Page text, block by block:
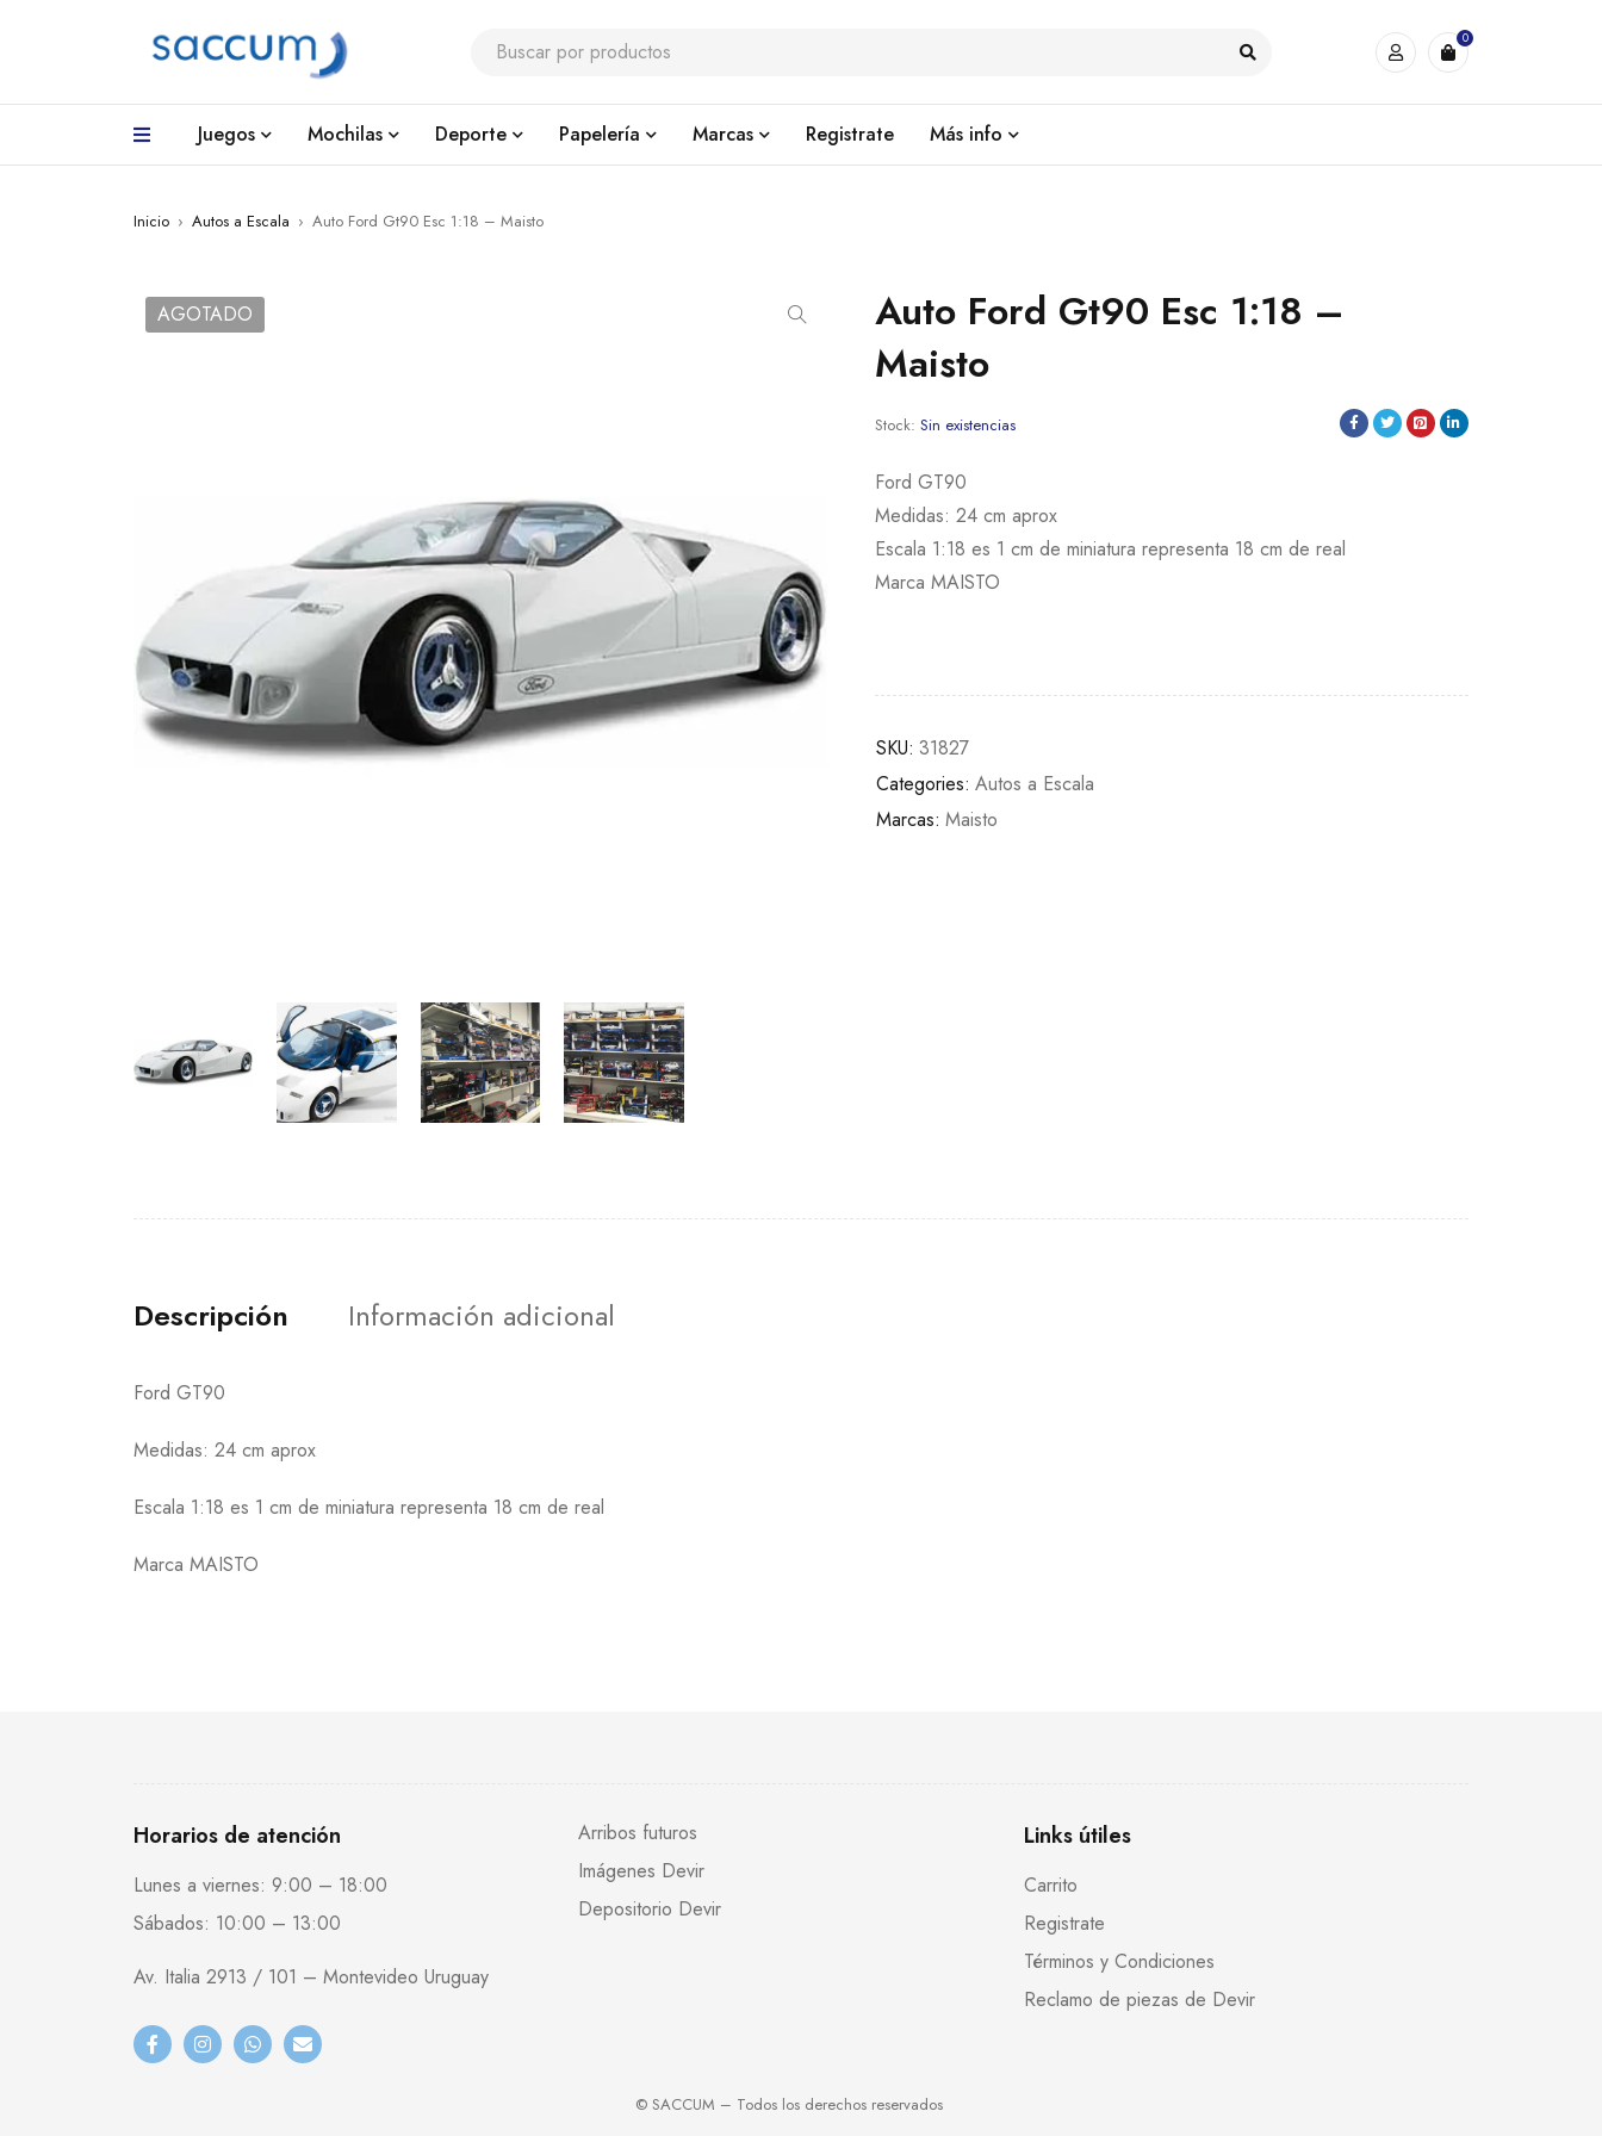
0
Juegos Mochilas Deporte Papelería Marcas Registrate Más info
Inicio › Autos a Escala › Auto Ford Gt90 Esc 1:18 – Maisto
AGOTADO
Auto Ford Gt90 Esc 1:18 –
Maisto
Stock: Sin existencias
Ford GT90
Medidas: 24 cm aprox
Escala 1:18 es 1 cm de miniatura representa 18 cm de real
Marca MAISTO
SKU: 31827
Categories: Autos a Escala
Marcas: Maisto
Descripción Información adicional
Ford GT90
Medidas: 24 cm aprox
Escala 1:18 es 1 cm de miniatura representa 18 cm de real
Marca MAISTO
Horarios de atención
Lunes a viernes: 9:00 – 18:00
Sábados: 10:00 – 13:00
Av. Italia 2913 / 101 – Montevideo Uruguay
Arribos futuros
Imágenes Devir
Depositorio Devir
Links útiles
Carrito
Registrate
Términos y Condiciones
Reclamo de piezas de Devir
© SACCUM – Todos los derechos reservados